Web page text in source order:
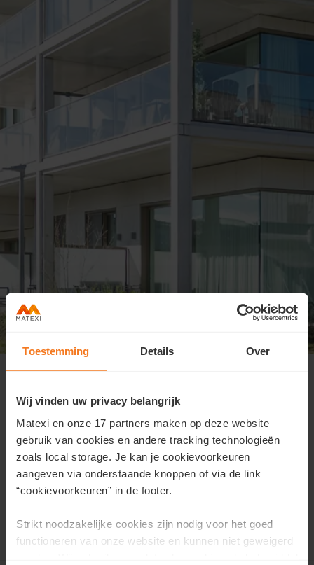
Toestemming Details Over
Wij vinden uw privacy belangrijk
Matexi en onze 17 partners maken op deze website
gebruik van cookies en andere tracking technologieën
zoals local storage. Je kan je cookievoorkeuren
aangeven via onderstaande knoppen of via de link
“cookievoorkeuren” in de footer.
Strikt noodzakelijke cookies zijn nodig voor het goed
functioneren van onze website en kunnen niet geweigerd
Kijkmoment Waterzicht 15 juni
We hebben je aanwezigheid voor de
kijkdag genoteerd!
Je bent welkom op zondag 15 juni tussen 14u en 17u
Waterzicht.
Tot dan!